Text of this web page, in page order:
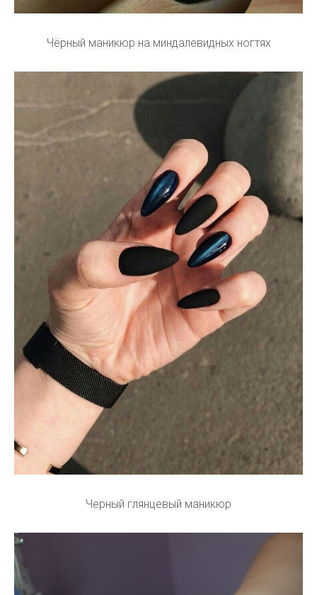
Чёрный маникюр на миндалевидных ногтях
Черный глянцевый маникюр